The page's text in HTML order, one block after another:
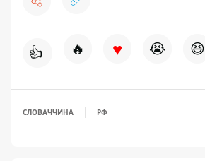
👍 🔥 ♥ 😭 😆
СЛОВАЧЧИНА РФ